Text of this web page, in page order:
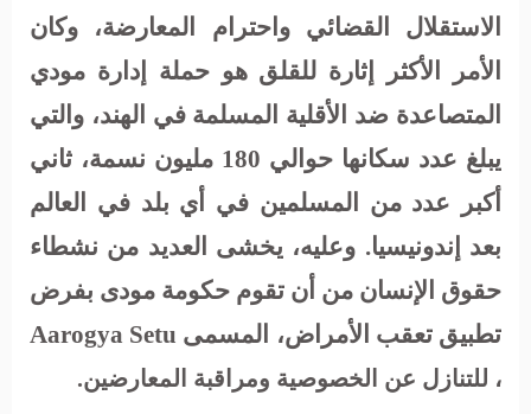
الاستقلال القضائي واحترام المعارضة، وكان
الأمر الأكثر إثارة للقلق هو حملة إدارة مودي
المتصاعدة ضد الأقلية المسلمة في الهند، والتي
يبلغ عدد سكانها حوالي 180 مليون نسمة، ثاني
أكبر عدد من المسلمين في أي بلد في العالم
بعد إندونيسيا. وعليه، يخشى العديد من نشطاء
حقوق الإنسان من أن تقوم حكومة مودى بفرض
تطبيق تعقب الأمراض، المسمى Aarogya Setu
، للتنازل عن الخصوصية ومراقبة المعارضين.